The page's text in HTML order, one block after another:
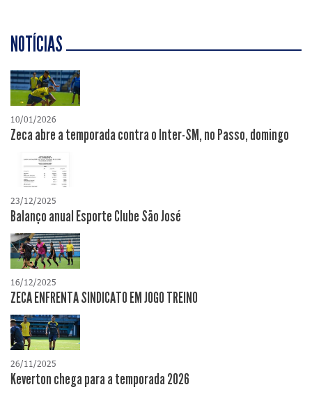
NOTÍCIAS
10/01/2026
Zeca abre a temporada contra o Inter-SM, no Passo, domingo
23/12/2025
Balanço anual Esporte Clube São José
16/12/2025
ZECA ENFRENTA SINDICATO EM JOGO TREINO
26/11/2025
Keverton chega para a temporada 2026